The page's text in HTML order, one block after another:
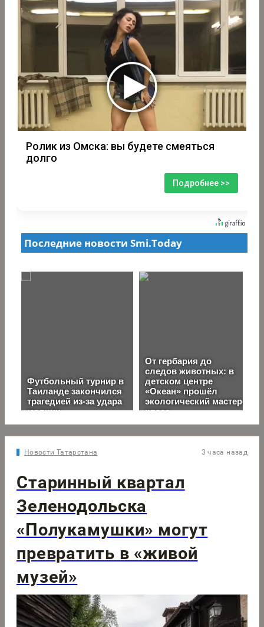
Ролик из Омска: вы будете смеяться
долго
Подробнее >>
Новости Татарстана 3 часа назад
Старинный квартал
Зеленодольска
«Полукамушки» могут
превратить в «живой
музей»